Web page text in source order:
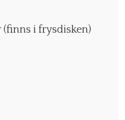
i frysdisken)